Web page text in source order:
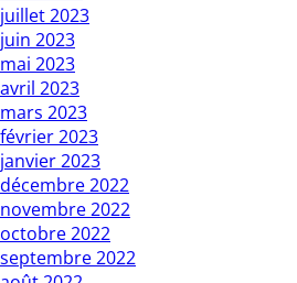
juillet 2023
juin 2023
mai 2023
avril 2023
mars 2023
février 2023
janvier 2023
décembre 2022
novembre 2022
octobre 2022
septembre 2022